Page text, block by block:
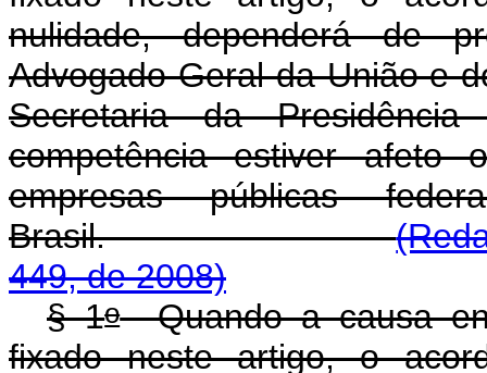
nulidade, dependerá de
Advogado-Geral da União e
Secretaria da
competência estiver afeto
empresas públicas
Brasil.
449, de 2008)
§ 1oQuando a causa
fixado neste artigo, o